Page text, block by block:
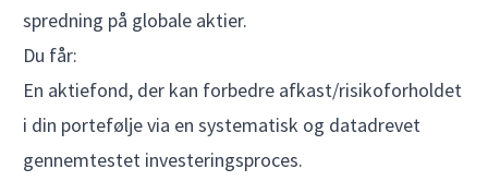
spredning på globale aktier.
Du får:
En aktiefond, der kan forbedre afkast/risikoforholdet
i din portefølje via en systematisk og datadrevet
gennemtestet investeringsproces.